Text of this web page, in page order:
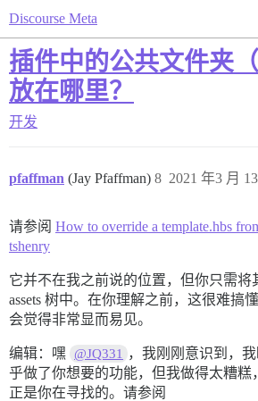
Discourse Meta
插件中的公共文件夹
放在哪里？
开发
pfaffman (Jay Pfaffman) 2021 年3 月
8
请参阅 How to override a template.hbs
tshenry
它并不在我之前说的位置，但你只需将
assets 树中。在你理解之前，这很难搞
会觉得非常显而易见。
编辑：嘿 @JQ331
，我刚刚意识到，
乎做了你想要的功能，但我做得太糟糕
正是你在寻找的。请参阅